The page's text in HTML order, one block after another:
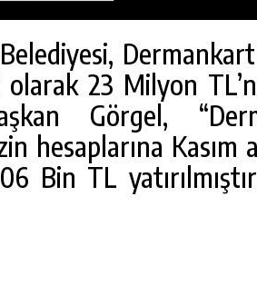
olarak 23 Milyon
Görgel,
hesaplarına Kasım
Bin TL